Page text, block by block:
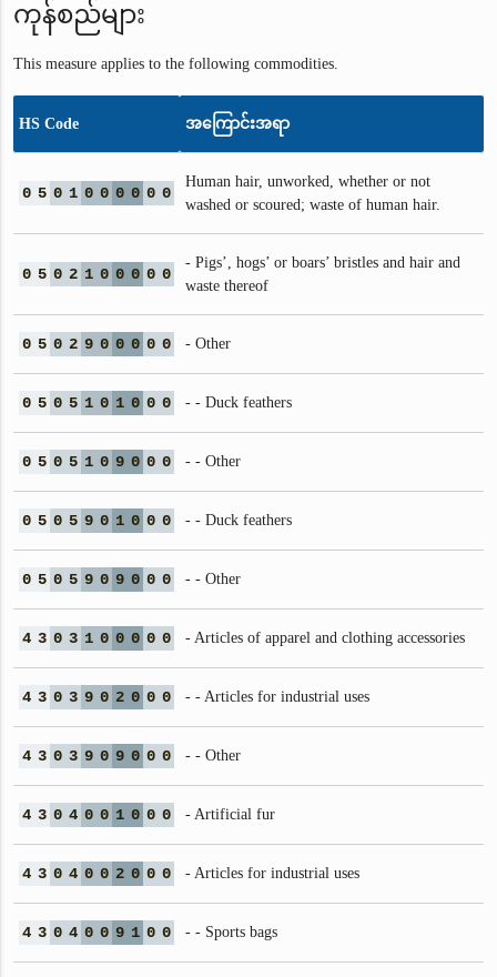
ကုန်စည်များ
This measure applies to the following commodities.
HS Code အကြောင်းအရာ
0 5 0 1 0 0 0 0 0 0
Human hair, unworked, whether or not
washed or scoured; waste of human hair.
0 5 0 2 1 0 0 0 0 0
- Pigs’, hogs’ or boars’ bristles and hair and
waste thereof
0 5 0 2 9 0 0 0 0 0 - Other
0 5 0 5 1 0 1 0 0 0 - - Duck feathers
0 5 0 5 1 0 9 0 0 0 - - Other
0 5 0 5 9 0 1 0 0 0 - - Duck feathers
0 5 0 5 9 0 9 0 0 0 - - Other
4 3 0 3 1 0 0 0 0 0 - Articles of apparel and clothing accessories
4 3 0 3 9 0 2 0 0 0 - - Articles for industrial uses
4 3 0 3 9 0 9 0 0 0 - - Other
4 3 0 4 0 0 1 0 0 0 - Artificial fur
4 3 0 4 0 0 2 0 0 0 - Articles for industrial uses
4 3 0 4 0 0 9 1 0 0 - - Sports bags